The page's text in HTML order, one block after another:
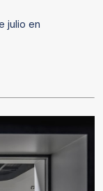
julio en